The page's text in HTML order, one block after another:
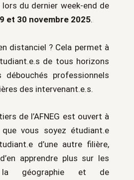
du dernier week-end de
et 30 novembre 2025.
distanciel ? Cela permet à
de tous horizons
professionnels
des intervenant.e.s.
de l’AFNEG est ouvert à
vous soyez étudiant.e
d’une autre filière,
apprendre plus sur les
géographie et de